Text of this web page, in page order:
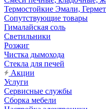
Термостойкие Эмали,
Сопутствующие товары
Гималайская соль
Светильники
Розжиг
Чистка дымохода
Стекла для печей
Акции
Услуги
Сервисные службы
Сборка мебели